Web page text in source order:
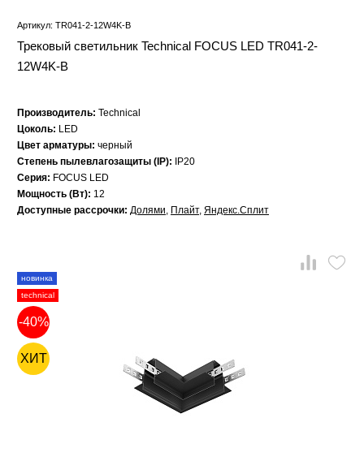
Артикул: TR041-2-12W4K-B
Трековый светильник Technical FOCUS LED TR041-2-
12W4K-B
Производитель: Technical
Цоколь: LED
Цвет арматуры: черный
Степень пылевлагозащиты (IP):
IP20
Серия: FOCUS LED
Мощность (Вт): 12
Доступные рассрочки: Долями, Плайт, Яндекс.Сплит
новинка
technical
-40%
ХИТ